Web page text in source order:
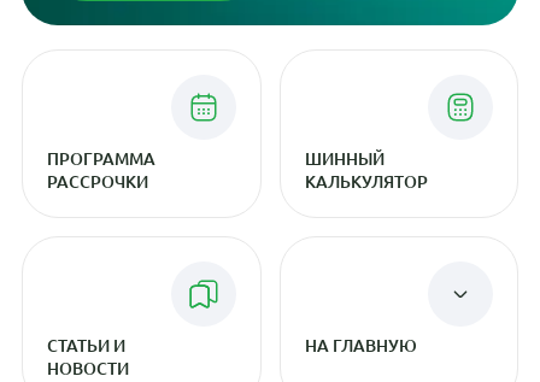
ПРОГРАММА
РАССРОЧКИ
ШИННЫЙ
КАЛЬКУЛЯТОР
СТАТЬИ И
НОВОСТИ
НА ГЛАВНУЮ